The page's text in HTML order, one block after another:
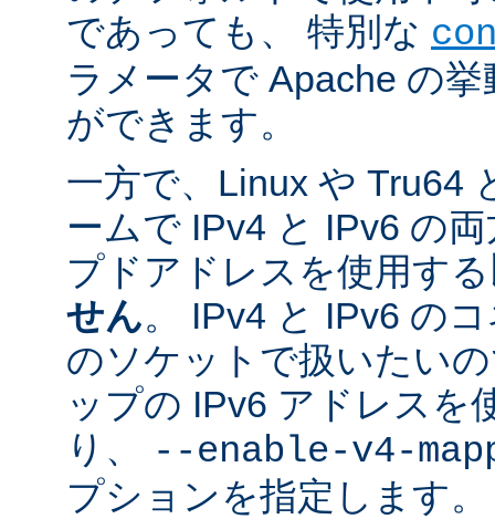
であっても、 特別な
ラメータで Apache の
ができます。
一方で、Linux や Tru64
ームで IPv4 と IPv6 の
プドアドレスを使用する
せん。 IPv4 と IPv6 の
のソケットで扱いたい
ップの IPv6 アドレスを
り、
--enable-v4-
プションを指定します。